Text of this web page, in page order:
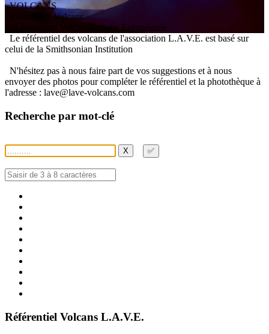
VOLCANS
/ Référentiel Volcans
ssociation V olcanologiqueEuropéenne
Le référentiel des volcans de l'association L.A.V.E. est basé sur
celui de la Smithsonian Institution
N'hésitez pas à nous faire part de vos suggestions et à nous
envoyer des photos pour compléter le référentiel et la photothèque à
l'adresse : lave@lave-volcans.com
Recherche par mot-clé
X ✅
Référentiel Volcans L.A.V.E.